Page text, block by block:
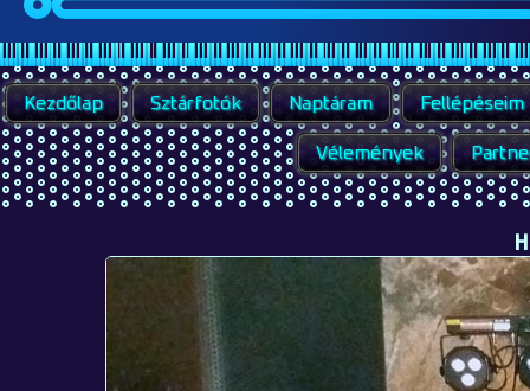
Kezdőlap Sztárfotók Naptáram Fellépéseim
Vélemények